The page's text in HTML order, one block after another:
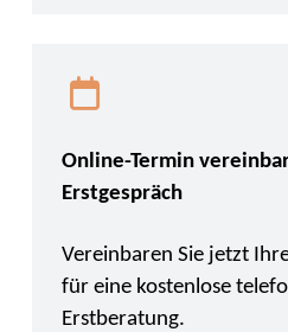
Online-Termin
Erstgespräch
Vereinbaren Sie jetzt
für eine kostenlose
Erstberatung.